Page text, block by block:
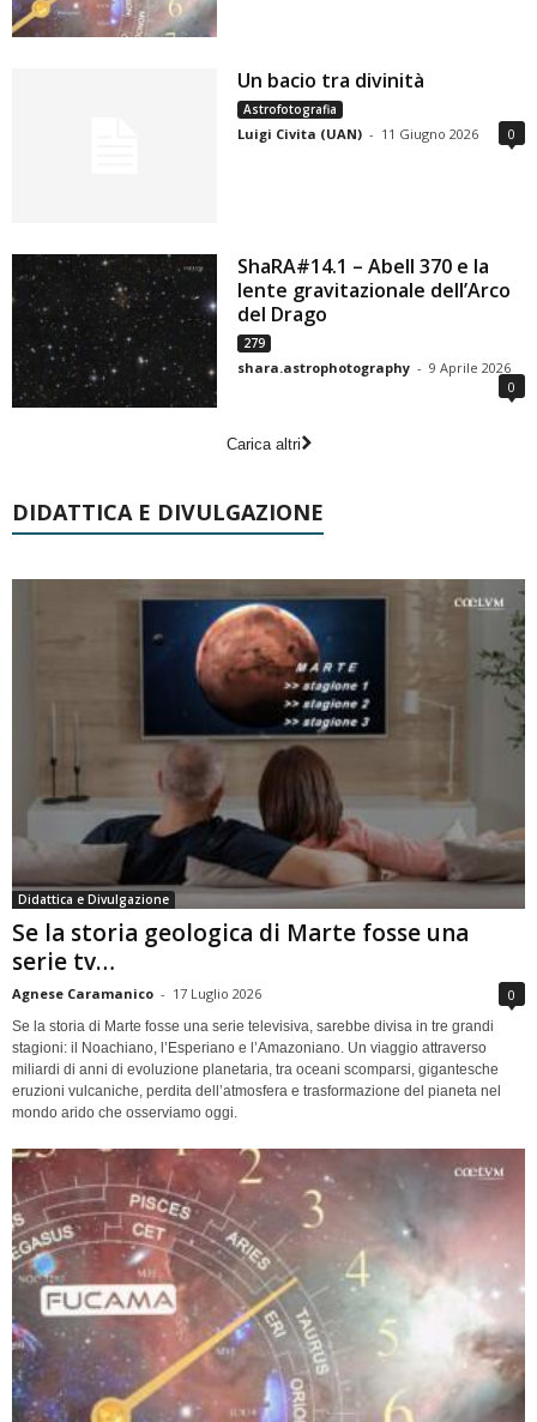
Un bacio tra divinità
Astrofotografia
Luigi Civita (UAN) - 11 Giugno 2026 0
ShaRA#14.1 – Abell 370 e la
lente gravitazionale dell’Arco
del Drago
279
shara.astrophotography - 9 Aprile 2026
0
Carica altri
DIDATTICA E DIVULGAZIONE
Didattica e Divulgazione
Se la storia geologica di Marte fosse una
serie tv…
Agnese Caramanico - 17 Luglio 2026 0
Se la storia di Marte fosse una serie televisiva, sarebbe divisa in tre grandi
stagioni: il Noachiano, l’Esperiano e l’Amazoniano. Un viaggio attraverso
miliardi di anni di evoluzione planetaria, tra oceani scomparsi, gigantesche
eruzioni vulcaniche, perdita dell’atmosfera e trasformazione del pianeta nel
mondo arido che osserviamo oggi.